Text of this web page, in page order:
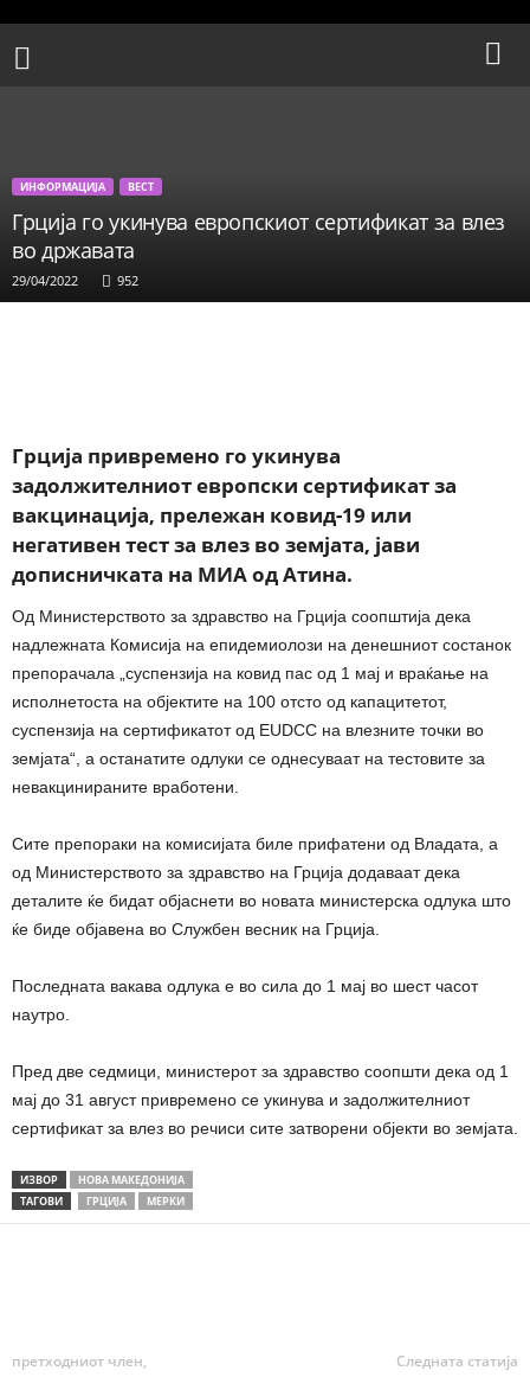
ИНФОРМАЦИЈА ВЕСТ
Грција го укинува европскиот сертификат за влез
во државата
29/04/2022 952
Грција привремено го укинува
задолжителниот европски сертификат за
вакцинација, прележан ковид-19 или
негативен тест за влез во земјата, јави
дописничката на МИА од Атина.
Од Министерството за здравство на Грција соопштија дека
надлежната Комисија на епидемиолози на денешниот состанок
препорачала „суспензија на ковид пас од 1 мај и враќање на
исполнетоста на објектите на 100 отсто од капацитетот,
суспензија на сертификатот од EUDCC на влезните точки во
земјата“, а останатите одлуки се однесуваат на тестовите за
невакцинираните вработени.
Сите препораки на комисијата биле прифатени од Владата, а
од Министерството за здравство на Грција додаваат дека
деталите ќе бидат објаснети во новата министерска одлука што
ќе биде објавена во Службен весник на Грција.
Последната вакава одлука е во сила до 1 мај во шест часот
наутро.
Пред две седмици, министерот за здравство соопшти дека од 1
мај до 31 август привремено се укинува и задолжителниот
сертификат за влез во речиси сите затворени објекти во земјата.
ИЗВОР
НОВА МАКЕДОНИЈА
ТАГОВИ
ГРЦИЈА МЕРКИ
претходниот член, Следната статија